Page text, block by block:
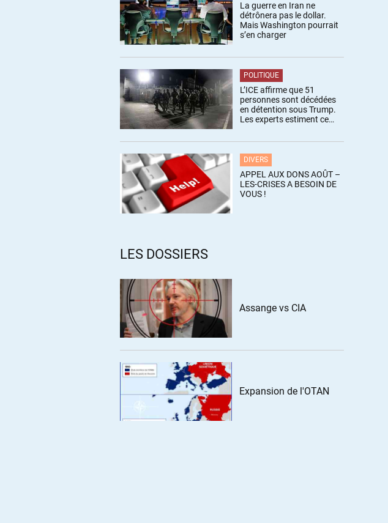
La guerre en Iran ne
détrônera pas le dollar.
Mais Washington pourrait
s’en charger
POLITIQUE
L’ICE affirme que 51
personnes sont décédées
en détention sous Trump.
Les experts estiment ce
DIVERS
APPEL AUX DONS AOÛT –
LES-CRISES A BESOIN DE
VOUS !
LES DOSSIERS
Assange vs CIA
Expansion de l'OTAN